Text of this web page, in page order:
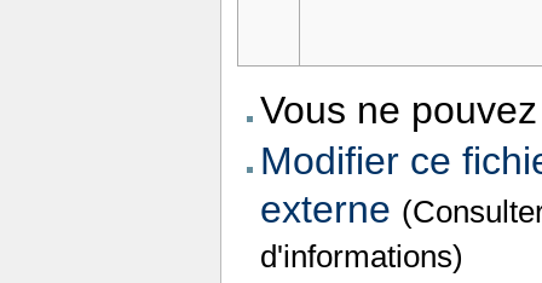
Vous ne
Modifier ce
externe
d'informations)